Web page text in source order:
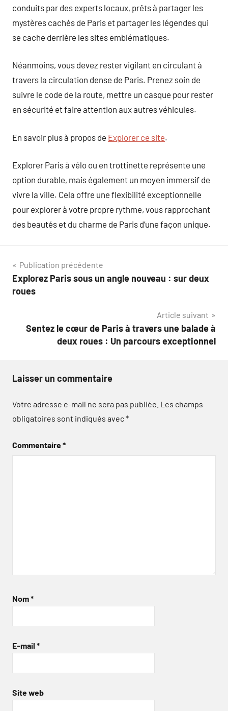
conduits par des experts locaux, prêts à partager les
mystères cachés de Paris et partager les légendes qui
se cache derrière les sites emblématiques.
Néanmoins, vous devez rester vigilant en circulant à
travers la circulation dense de Paris. Prenez soin de
suivre le code de la route, mettre un casque pour rester
en sécurité et faire attention aux autres véhicules.
En savoir plus à propos de Explorer ce site.
Explorer Paris à vélo ou en trottinette représente une
option durable, mais également un moyen immersif de
vivre la ville. Cela offre une flexibilité exceptionnelle
pour explorer à votre propre rythme, vous rapprochant
des beautés et du charme de Paris d’une façon unique.
Navigation
de
Publication précédente
Explorez Paris sous un angle nouveau : sur deux
roues
Article suivant
Sentez le cœur de Paris à travers une balade à
deux roues : Un parcours exceptionnel
Laisser un commentaire
Votre adresse e-mail ne sera pas publiée. Les champs
obligatoires sont indiqués avec*
Commentaire*
Nom*
E-mail *
Site web